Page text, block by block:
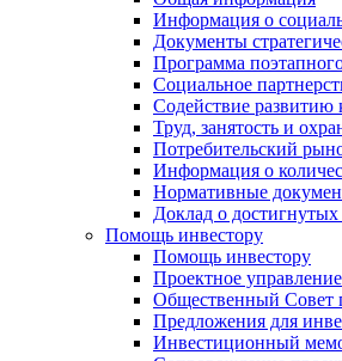
Информация о
Документы
Программа
Социальное
Содействие развитию
Труд, занятость и
Потребительский
Информация о
Нормативные
Доклад о достигнутых
Помощь инвестору
Помощь инвестору
Проектное управление
Общественный Совет
Предложения для
Инвестиционный